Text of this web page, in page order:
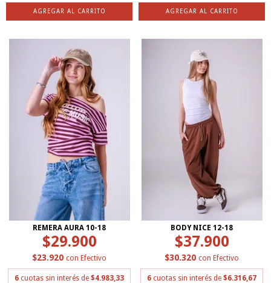
AGREGAR AL CARRITO AGREGAR AL CARRITO
REMERA AURA 10-18
$29.900
$23.920 con Efectivo
6 cuotas sin interés de $4.983,33
BODY NICE 12-18
$37.900
$30.320 con Efectivo
6 cuotas sin interés de $6.316,67